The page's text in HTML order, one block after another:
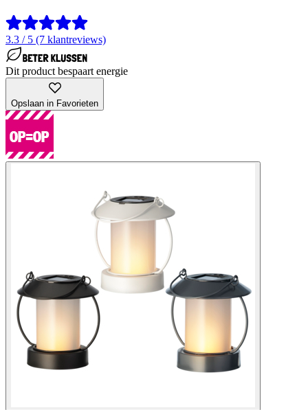
3.3 / 5 (7 klantreviews)
Dit product bespaart energie
Opslaan in Favorieten